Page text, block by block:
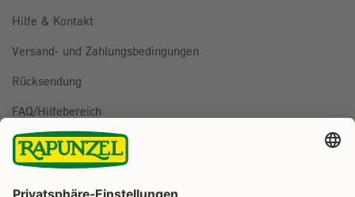
Hilfe & Kontakt
Versand- und Zahlungsbedingungen
Rücksendung
FAQ/Hilfebereich
BESTELLUNG WIDERRUFEN